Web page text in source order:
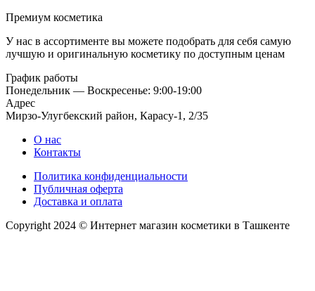
Премиум косметика
У нас в ассортименте вы можете подобрать для себя самую
лучшую и оригинальную косметику по доступным ценам
График работы
Понедельник — Воскресенье: 9:00-19:00
Адрес
Мирзо-Улугбекский район, Карасу-1, 2/35
О нас
Контакты
Политика конфиденциальности
Публичная оферта
Доставка и оплата
Copyright 2024 © Интернет магазин косметики в Ташкенте